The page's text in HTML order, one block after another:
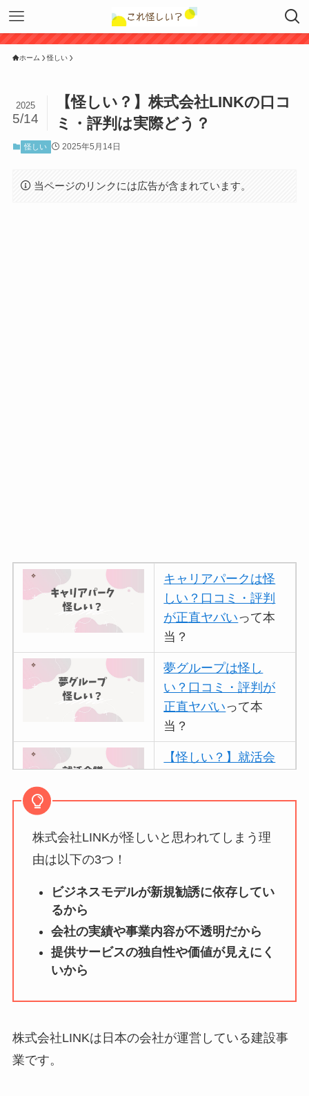
ホーム 怪しい
【怪しい？】株式会社LINKの口コ
ミ・評判は実際どう？
2025
5/14
怪しい 2025年5月14日
当ページのリンクには広告が含まれています。
キャリアパークは怪
しい？口コミ・評判
が正直ヤバいって本
当？
夢グループは怪し
い？口コミ・評判が
正直ヤバいって本
当？
【怪しい？】就活会
アトムクリニックは
本当？
【怪しい？】帝国デ
ータバンクの口コ
ロモート株式会社の
株式会社LINKが怪しいと思われてしまう理
由は以下の3つ！
ビジネスモデルが新規勧誘に依存してい
るから
会社の実績や事業内容が不透明だから
提供サービスの独自性や価値が見えにく
いから
株式会社LINKは日本の会社が運営している建設事
業です。